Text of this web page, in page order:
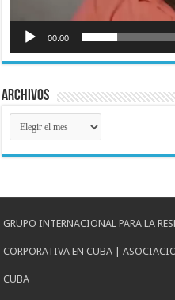
00:00
Archivos
Archivos
GRUPO INTERNACIONAL PARA LA
CORPORATIVA EN CUBA |
CUBA